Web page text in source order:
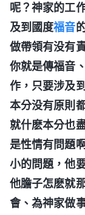
呢？神家的工
及到國度福音
做帶領有没有
你就是傳福音
作，只要涉及到
本分没有原則
就什麽本分也
是性情有問題
小的問題，他
他膽子怎麽就
會、為神家做